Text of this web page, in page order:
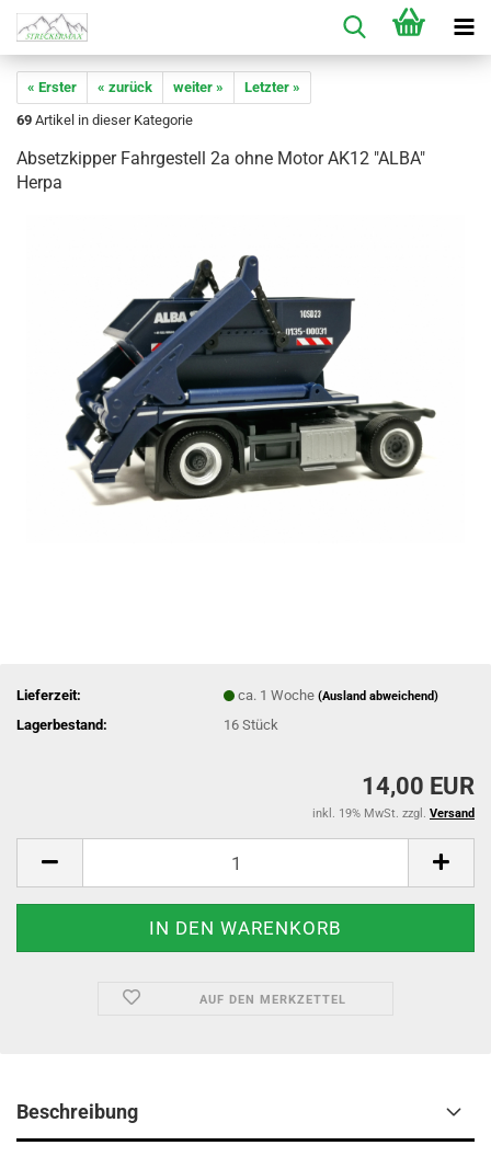
« Erster « zurück weiter »
Letzter »
69 Artikel in dieser Kategorie
Absetzkipper Fahrgestell 2a ohne Motor AK12 "ALBA"
Herpa
Lieferzeit: ca. 1 Woche(Ausland abweichend)
Lagerbestand: 16Stück
14,00 EUR
inkl. 19% MwSt. zzgl. Versand
AUF DEN MERKZETTEL
Beschreibung